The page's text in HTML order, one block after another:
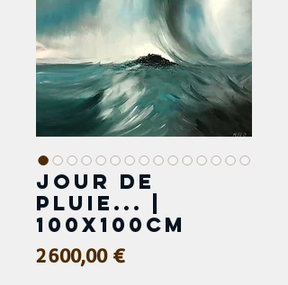
Jour de
pluie... |
100x100cm
2 600,00 €Prix